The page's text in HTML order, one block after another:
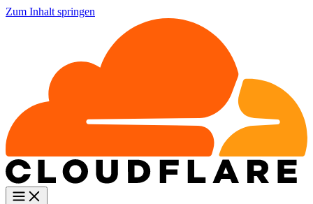
Zum Inhalt springen